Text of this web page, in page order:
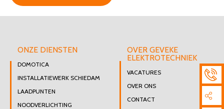
ONZE DIENSTEN
DOMOTICA
INSTALLATIEWERK SCHIEDAM
LAADPUNTEN
NOODVERLICHTING
OVER GEVEKE
ELEKTROTECHNIEK
VACATURES
OVER ONS
CONTACT